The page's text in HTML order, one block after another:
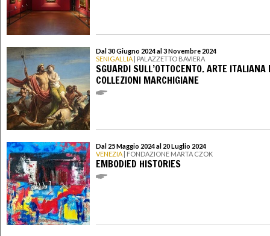
Dal 30 Giugno 2024 al 3 Novembre 2024
SENIGALLIA | PALAZZETTO BAVIERA
SGUARDI SULL’OTTOCENTO. ARTE ITALIANA
COLLEZIONI MARCHIGIANE
Dal 25 Maggio 2024 al 20 Luglio 2024
VENEZIA | FONDAZIONE MARTA CZOK
EMBODIED HISTORIES